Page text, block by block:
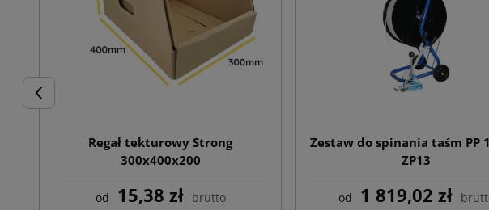
Poprzedni
Regał tekturowy Strong
300x400x200
od 15,38 zł brutto
Zestaw do spinania taśm PP
ZP13
od 1 819,02 zł